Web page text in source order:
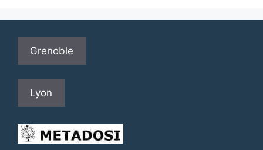
Grenoble
Lyon